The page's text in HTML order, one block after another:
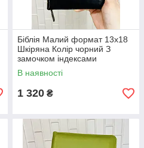
Біблія Малий формат 13х18
Шкіряна Колір чорний З
замочком індексами
Переклад Івана Огієнка
В наявності
1 320 ₴